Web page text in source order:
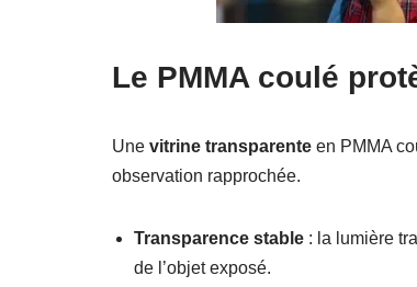
Le PMMA coulé
Une vitrine transparente en PMMA
observation rapprochée.
Transparence stable : la lumière
de l’objet exposé.